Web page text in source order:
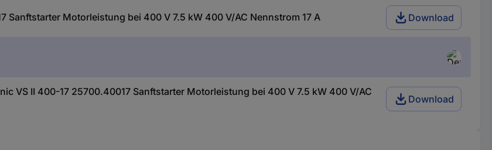
Sanftstarter Motorleistung bei 400 V 7.5 kW 400 V/AC Nennstrom 17 A Download
VS II 400-17 25700.40017 Sanftstarter Motorleistung bei 400 V 7.5 kW 400 V/AC
Download